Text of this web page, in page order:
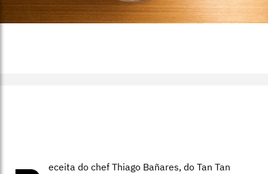
eceita do chef Thiago Bañares, do Tan Tan